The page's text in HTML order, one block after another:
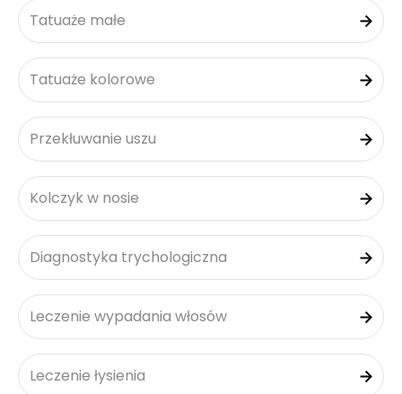
Tatuaże małe
Tatuaże kolorowe
Przekłuwanie uszu
Kolczyk w nosie
Diagnostyka trychologiczna
Leczenie wypadania włosów
Leczenie łysienia